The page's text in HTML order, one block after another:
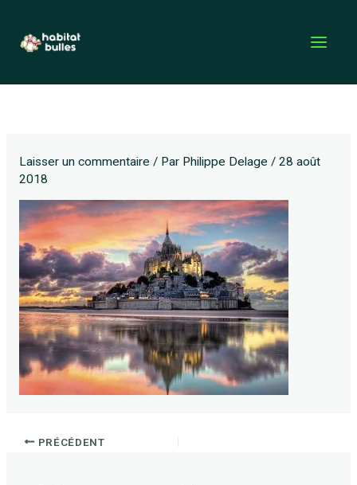
contenu
Laisser un commentaire / Par Philippe Delage / 28 août
2018
PRÉCÉDENT